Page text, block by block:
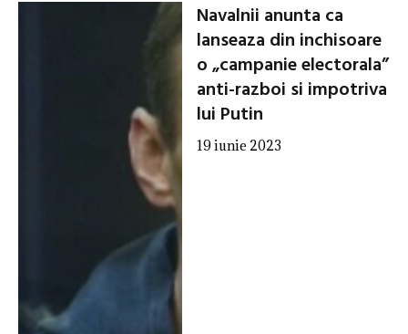
Navalnii anunta ca
lanseaza din inchisoare
o „campanie electorala”
anti-razboi si impotriva
lui Putin
19 iunie 2023